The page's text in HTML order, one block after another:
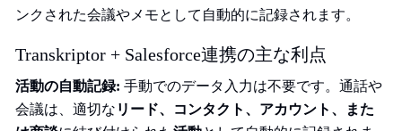
ンクされた会議やメモとして自動的に記録されます。
Transkriptor + Salesforce連携の主な利点
活動の自動記録: 手動でのデータ入力は不要です。通話や
会議は、適切な リード、コンタクト、アカウント、また